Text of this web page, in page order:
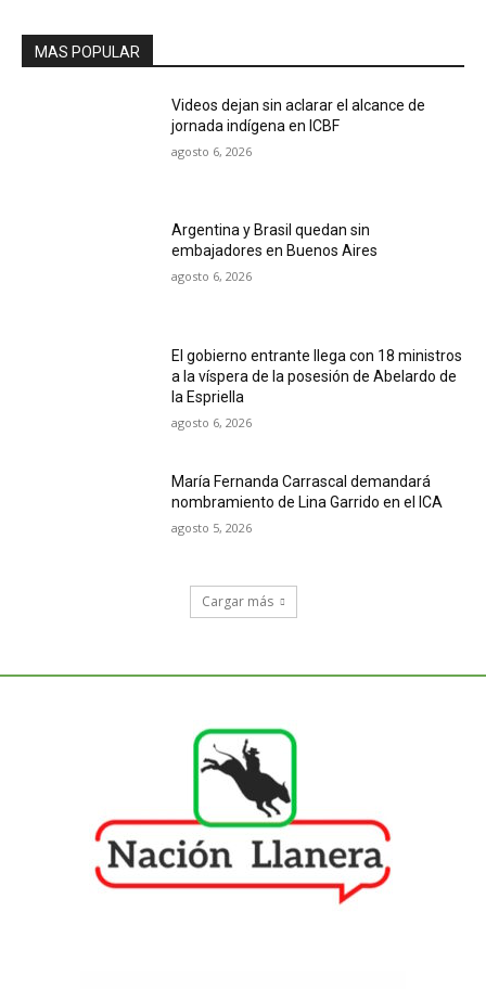
MAS POPULAR
Videos dejan sin aclarar el alcance de
jornada indígena en ICBF
agosto 6, 2026
Argentina y Brasil quedan sin
embajadores en Buenos Aires
agosto 6, 2026
El gobierno entrante llega con 18 ministros
a la víspera de la posesión de Abelardo de
la Espriella
agosto 6, 2026
María Fernanda Carrascal demandará
nombramiento de Lina Garrido en el ICA
agosto 5, 2026
Cargar más